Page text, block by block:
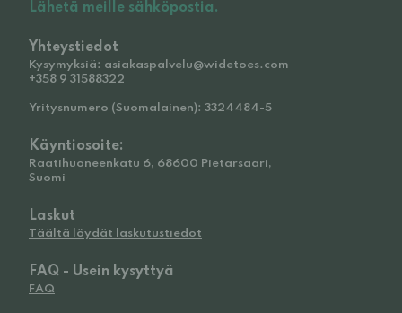
Lähetä meille sähköpostia.
Yhteystiedot
Kysymyksiä: asiakaspalvelu@widetoes.com
+358 9 31588322
Yritysnumero (Suomalainen): 3324484-5
Käyntiosoite:
Raatihuoneenkatu 6, 68600 Pietarsaari,
Suomi
Laskut
Täältä löydät laskutustiedot
FAQ - Usein kysyttyä
FAQ